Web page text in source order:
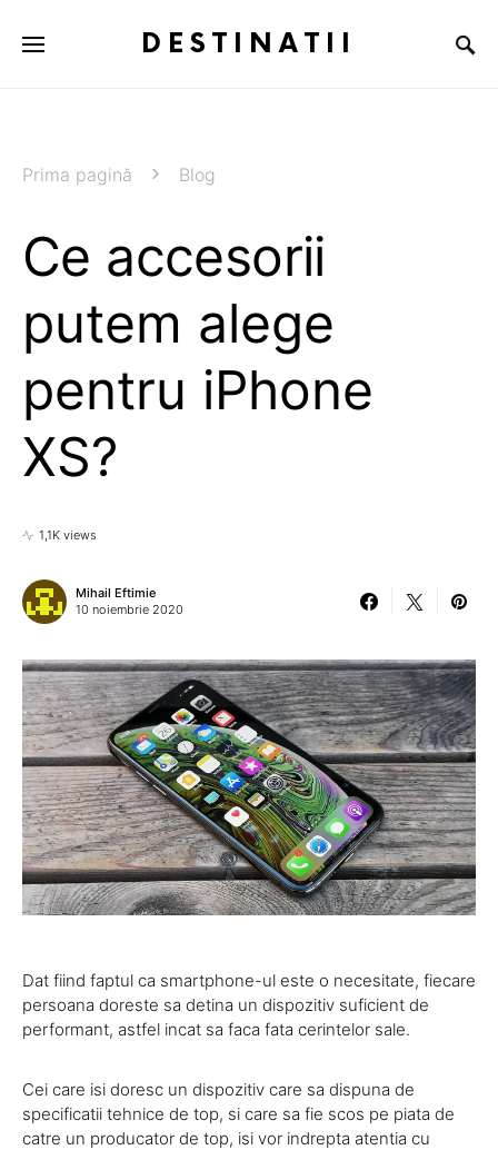
DESTINATII
Prima pagină Blog
Ce accesorii
putem alege
pentru iPhone
XS?
1,1K views
Mihail Eftimie
10 noiembrie 2020
Dat fiind faptul ca smartphone-ul este o necesitate, fiecare
persoana doreste sa detina un dispozitiv suficient de
performant, astfel incat sa faca fata cerintelor sale.
Cei care isi doresc un dispozitiv care sa dispuna de
specificatii tehnice de top, si care sa fie scos pe piata de
catre un producator de top, isi vor indrepta atentia cu